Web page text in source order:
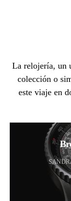
La relojería, un
colección o
este viaje en